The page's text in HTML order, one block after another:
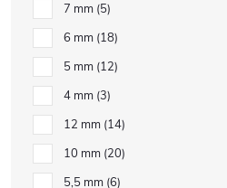
7 mm 5
6 mm 18
5 mm 12
4 mm 3
12 mm 14
10 mm 20
5,5 mm 6